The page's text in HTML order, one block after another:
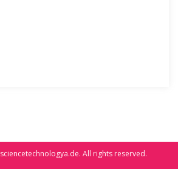
sciencetechnologya.de. All rights reserved.